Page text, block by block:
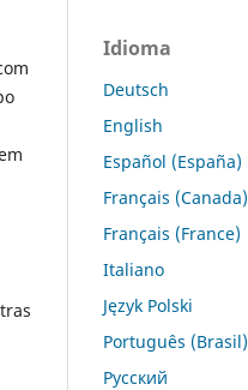
Idioma
Deutsch
English
Español (España)
Français (Canada)
Français (France)
Italiano
Język Polski
Português (Brasil)
Русский